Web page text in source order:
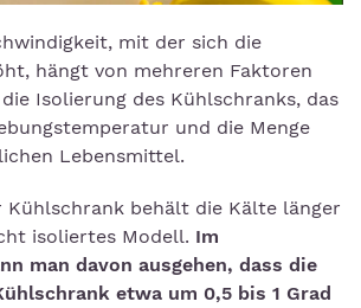
mit der sich die
hängt von mehreren Faktoren
Isolierung des Kühlschranks, das
und die Menge
Lebensmittel.
behält die Kälte länger
isoliertes Modell. Im
man davon ausgehen, dass die
etwa um 0,5 bis 1 Grad